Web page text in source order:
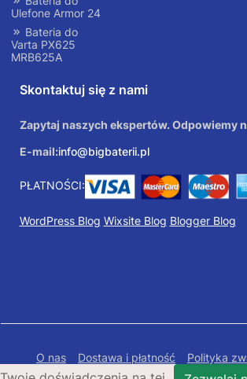
Ulefone Armor 24
Bateria do
Varta PX625
MRB625A
Skontaktuj się z nami
Zapytaj naszych ekspertów. Odpowiemy
E-mail:info@bigbaterii.pl
PŁATNOŚCI:
WordPress Blog Wixsite Blog Blogger Blog
O nas Dostawa i płatność Polityka